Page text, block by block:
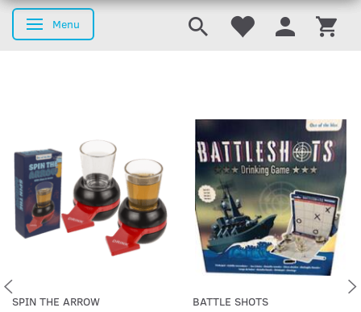
Skifte navigation
Menu
SPIN THE ARROW BATTLE SHOTS